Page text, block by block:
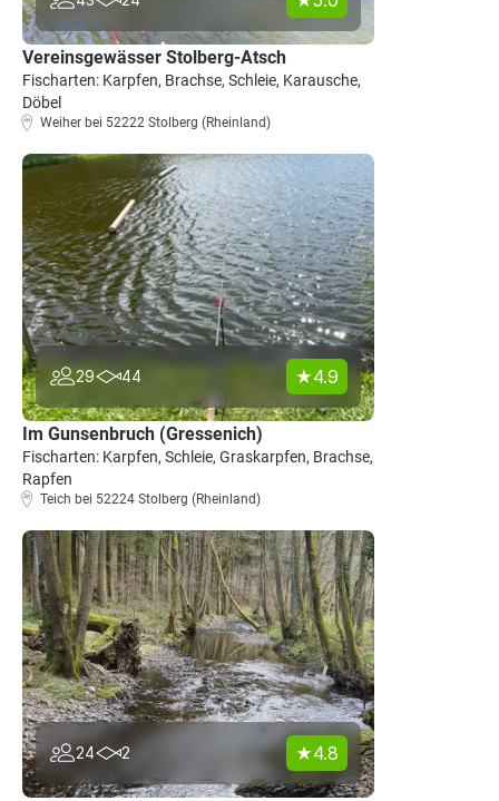
Vereinsgewässer Stolberg-Atsch
Fischarten: Karpfen, Brachse, Schleie, Karausche,
Döbel
Weiher bei 52222 Stolberg (Rheinland)
29 44 4.9
Im Gunsenbruch (Gressenich)
Fischarten: Karpfen, Schleie, Graskarpfen, Brachse,
Rapfen
Teich bei 52224 Stolberg (Rheinland)
24 2 4.8